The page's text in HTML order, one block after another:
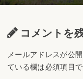
コメントを
メールアドレスが公
ている欄は必須項目